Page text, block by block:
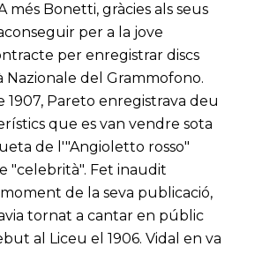
més Bonetti, gràcies als seus
per a la jove
per enregistrar discs
Nazionale del Grammofono.
1907, Pareto enregistrava deu
que es van vendre sota
de l'"Angioletto rosso"
"celebrità". Fet inaudit
de la seva publicació,
tornat a cantar en públic
al Liceu el 1906. Vidal en va